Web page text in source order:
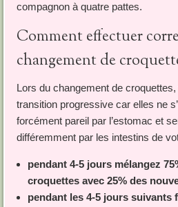
compagnon à quatre pattes.
Comment effectuer
changement de
Lors du changement de
transition progressive car elles ne
forcément pareil par l’estomac et
différemment par les intestins de
pendant 4-5 jours mélangez
croquettes avec 25% des
pendant les 4-5 jours suivants